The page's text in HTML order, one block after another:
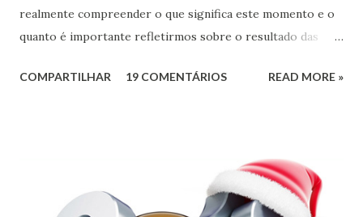
realmente compreender o que significa este momento e o
quanto é importante refletirmos sobre o resultado das
esperançar! A História do Brasil é feita de invasão,
COMPARTILHAR 19 COMENTÁRIOS READ MORE »